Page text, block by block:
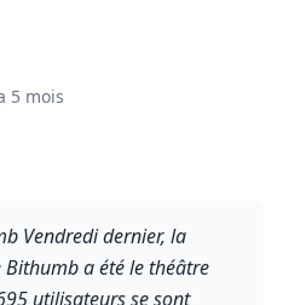
5 mois
Vendredi dernier, la
a été le théâtre
utilisateurs se sont